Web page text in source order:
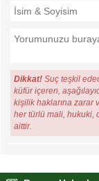
Dikkat! Suç teşkil
küfür içeren,
kişilik haklarına zarar
her türlü mali, hukuki,
aittir.